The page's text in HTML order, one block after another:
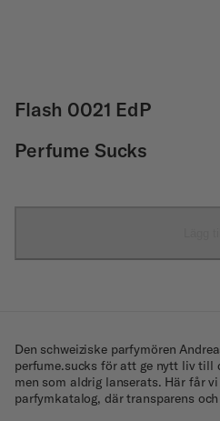
Flash 0021 EdP
Perfume Sucks
Den schweiziske parfymören
perfume.sucks för att ge nytt liv till
men som aldrig lanserats. Här får
parfymkatalog, där transparens